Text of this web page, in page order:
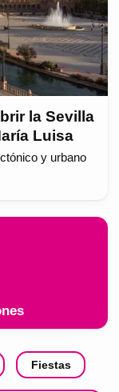
la Sevilla
Luisa
y urbano
Fiestas